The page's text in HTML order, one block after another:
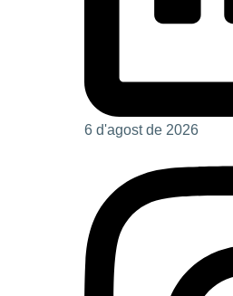
6 d'agost de 2026